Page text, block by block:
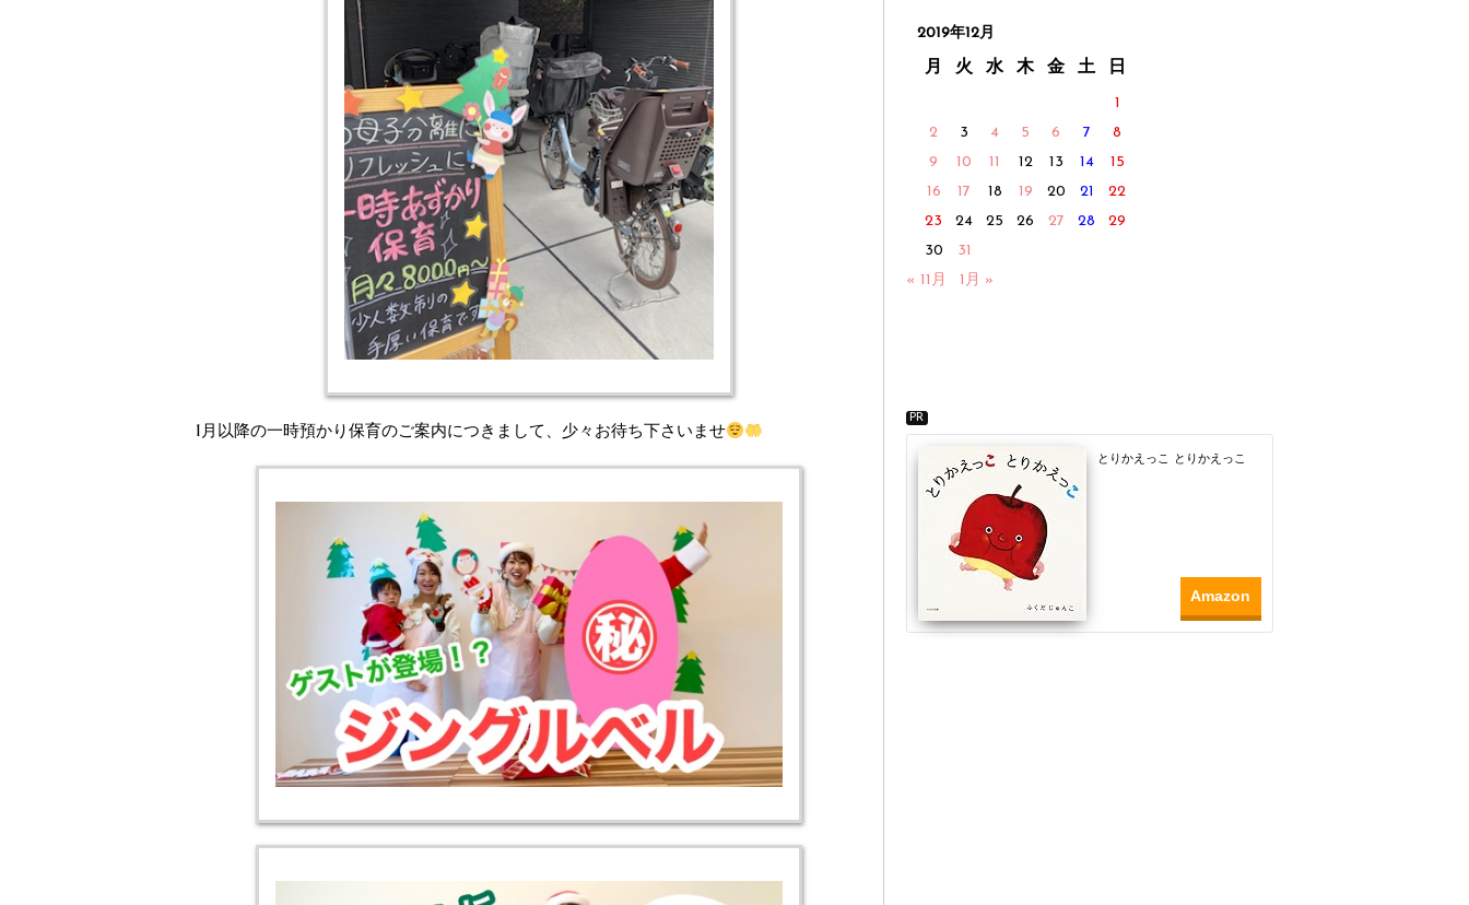
1月以降の一時預かり保育のご案内につきまして、少々お待ち下さいませ
2019年12月
月 火 水 木 金 土 日
1
2
3 4 5 6 7
8
9
10 11 12 13 14
15
16
17 18 19 20 21
22
23
24 25 26 27 28
29
30
31
« 11月
1月 »
PR
とりかえっこ とりかえっこ
Amazon